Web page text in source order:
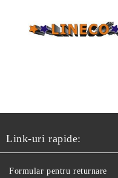
Link-uri rapide:
Formular pentru returnare